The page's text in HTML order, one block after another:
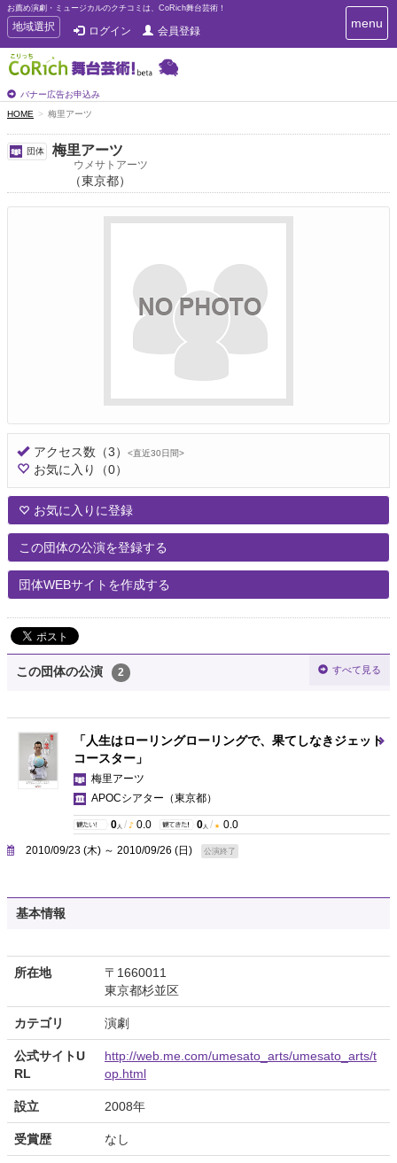
お薦め演劇・ミュージカルのクチコミは、CoRich舞台芸術！
T
o
g
g
e
n
a
v
i
a
t
地域選択 ログイン 会員登録
バナー広告お申込み
T
o
menu
HOME 梅里アーツ
団体 梅里アーツ
ウメサトアーツ
（東京都）
アクセス数 （3） <直近30日間>
お気に入り （0）
お気に入りに登録
この団体の公演を登録する
団体WEBサイトを作成する
この団体の公演 2 すべて見る
「人生はローリングローリングで、果てしなきジェット
コースター」
梅里アーツ
APOCシアター （東京都）
0 人 / 0.0 0 人 / 0.0
2010/09/23 (木) ～ 2010/09/26 (日) 公演終了
基本情報
所在地
〒1660011
東京都杉並区
カテゴリ 演劇
公式サイトU
RL
http://web.me.com/umesato_arts/umesato_arts/t
op.html
設立 2008年
受賞歴 なし